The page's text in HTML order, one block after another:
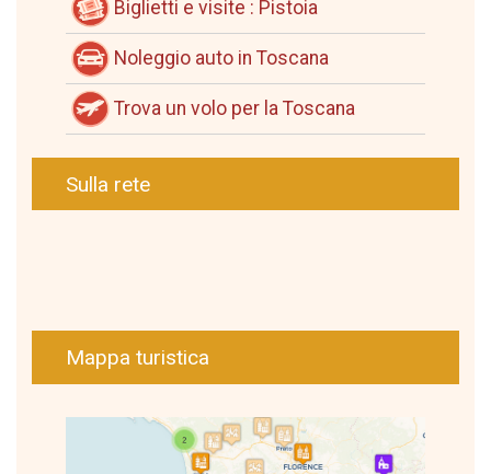
Biglietti e visite : Pistoia
Noleggio auto in Toscana
Trova un volo per la Toscana
Sulla rete
Mappa turistica